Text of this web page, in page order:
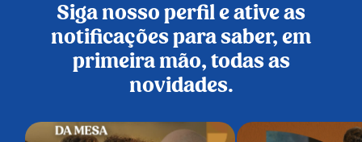
Siga nosso perfil e ative as
notificações para saber, em
primeira mão, todas as
novidades.